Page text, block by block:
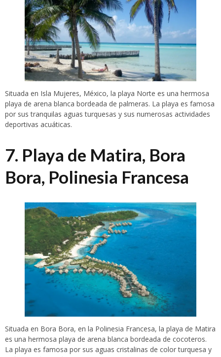
Situada en Isla Mujeres, México, la playa Norte es una hermosa
playa de arena blanca bordeada de palmeras. La playa es famosa
por sus tranquilas aguas turquesas y sus numerosas actividades
deportivas acuáticas.
7. Playa de Matira, Bora
Bora, Polinesia Francesa
Situada en Bora Bora, en la Polinesia Francesa, la playa de Matira
es una hermosa playa de arena blanca bordeada de cocoteros.
La playa es famosa por sus aguas cristalinas de color turquesa y